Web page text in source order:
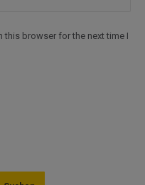
this browser for the next time I